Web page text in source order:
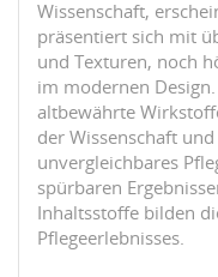
Wissenschaft,
präsentiert sich mit
und Texturen, noch
im modernen
altbewährte
der Wissenschaft
unvergleichbares
spürbaren
Inhaltsstoffe bilden
Pflegeerlebnisses.